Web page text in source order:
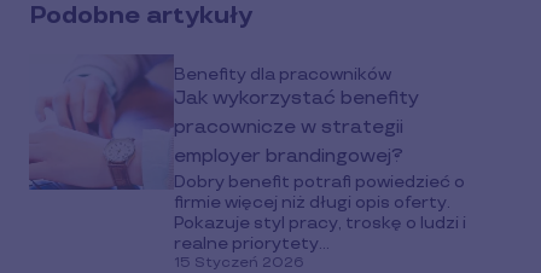
media
Podobne artykuły
Benefity dla pracowników
Jak wykorzystać benefity
pracownicze w strategii
employer brandingowej?
Dobry benefit potrafi powiedzieć o
firmie więcej niż długi opis oferty.
Pokazuje styl pracy, troskę o ludzi i
realne priorytety...
15 Styczeń 2026